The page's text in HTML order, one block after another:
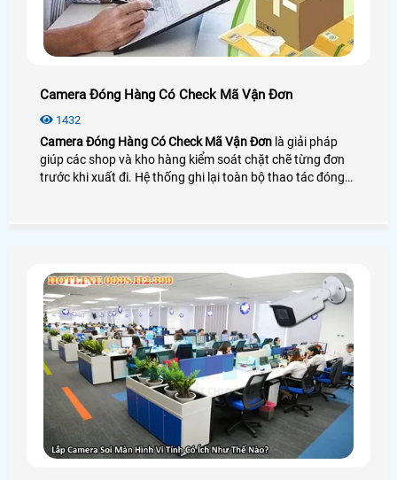
Camera Đóng Hàng Có Check Mã Vận Đơn
1432
Camera Đóng Hàng Có Check Mã Vận Đơn là giải pháp
giúp các shop và kho hàng kiểm soát chặt chẽ từng đơn
trước khi xuất đi. Hệ thống ghi lại toàn bộ thao tác đóng